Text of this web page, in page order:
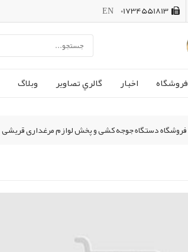
01734551813
EN
فروشگاه اخبار گالري تصاوير وبلاگ
فروشگاه دستگاه جوجه کشی و پخش لوازم مرغداری قریشی